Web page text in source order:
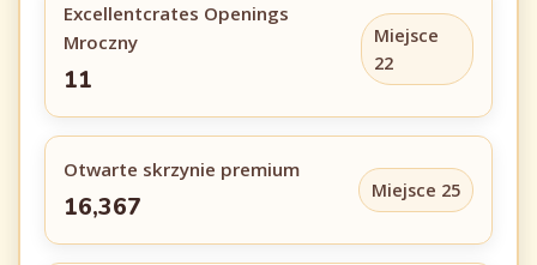
Excellentcrates Openings
Mroczny
11
Miejsce
22
Otwarte skrzynie premium
16,367
Miejsce 25